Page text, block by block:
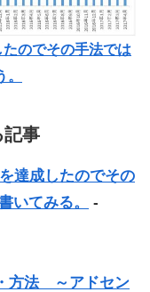
のでその手法では
記事
達成したのでその
いてみる。
-
方法 ～アドセン